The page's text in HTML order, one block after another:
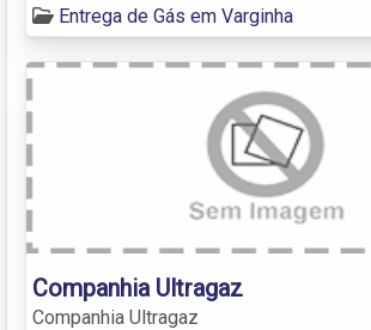
Entrega de Gás em Varginha
Companhia Ultragaz
Companhia Ultragaz